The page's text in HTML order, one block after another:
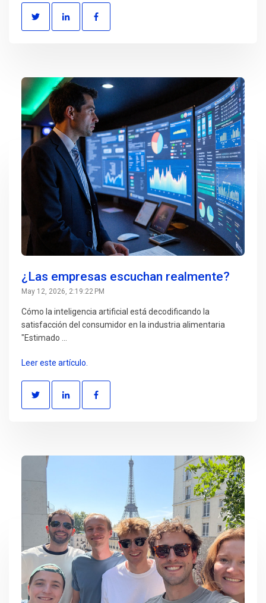
¿Las empresas escuchan realmente?
May 12, 2026, 2:19:22 PM
Cómo la inteligencia artificial está decodificando la
satisfacción del consumidor en la industria alimentaria
"Estimado ...
Leer este artículo.